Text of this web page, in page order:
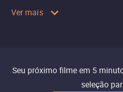
Ver mais
Seu próximo filme em 5
seleção